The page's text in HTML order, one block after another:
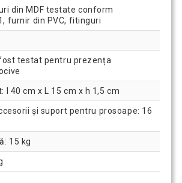
din MDF testate conform
furnir din PVC, fitinguri
testat pentru prezența
l 40 cm x L 15 cm x h 1,5 cm
și suport pentru prosoape: 16
15 kg